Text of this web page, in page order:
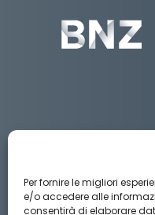
Per fornire le migliori
e/o accedere alle
consentirà di elaborare